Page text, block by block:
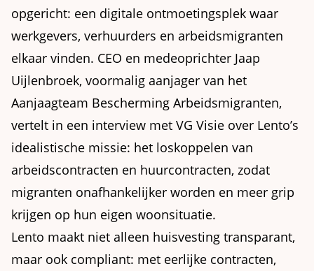
opgericht: een digitale ontmoetingsplek waar
werkgevers, verhuurders en arbeidsmigranten
elkaar vinden. CEO en medeoprichter Jaap
Uijlenbroek, voormalig aanjager van het
Aanjaagteam Bescherming Arbeidsmigranten,
vertelt in een interview met VG Visie over Lento’s
idealistische missie: het loskoppelen van
arbeidscontracten en huurcontracten, zodat
migranten onafhankelijker worden en meer grip
krijgen op hun eigen woonsituatie.
Lento maakt niet alleen huisvesting transparant,
maar ook compliant: met eerlijke contracten,